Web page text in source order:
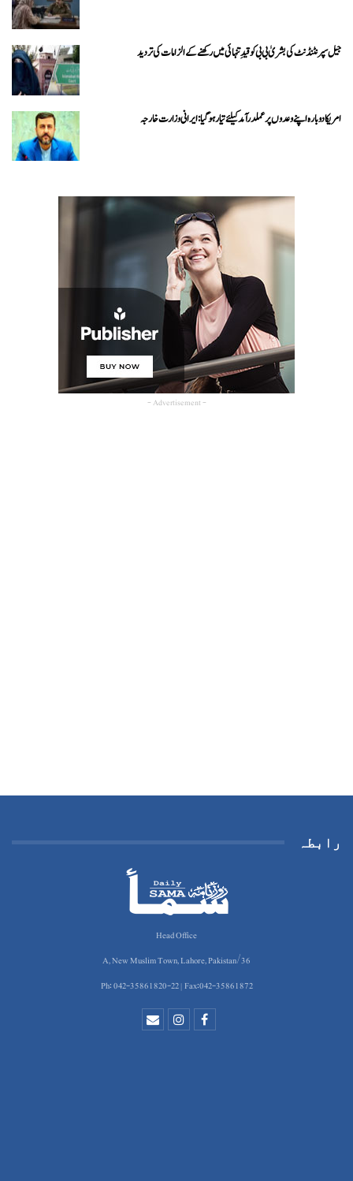
جیل سپرنٹنڈنٹ کی بشریٰ بی بی کو قیدِ تنہائی میں رکھنے کے الزامات کی تردید
امریکا دوبارہ اپنے وعدوں پر عملدرآمد کیلئے تیار ہو گیا: ایرانی وزارت خارجہ
- Advertisement -
رابطہ
Head Office
36/A, New Muslim Town, Lahore, Pakistan
Ph: 042-35861820-22 | Fax:042-35861872